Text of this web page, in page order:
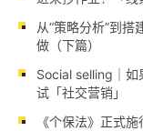
从“策略分析”到搭
做（下篇）
Social selling｜如
试「社交营销」
《个保法》正式